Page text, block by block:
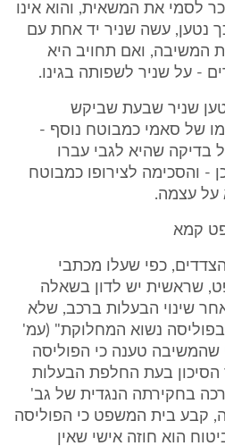
לסמי את המשאית, והוא אינו
נטען, עשה שניר יד אחת עם
המשיבה, ואם תחויב היא
- על שניר לשפותה בגינו.
שניר שבעת שביקש
של סאמי כמבוטח נוסף -
בדיקה שהיא לגבי עברו
- והסכימה לצירופו כמבוטח
על עצמה.
כפי שעלו מכתבי
שראשית יש לדון בשאלה
שינוי הבעלות ברכב, שלא
נשוא המחלוקת" (עמ'
שהמשיבה טענה כי הפוליסה
בעת החלפת הבעלות
בחקירתה הנגדית של גב'
קבע בית המשפט כי הפוליסה
הוא חוזה אישי שאין